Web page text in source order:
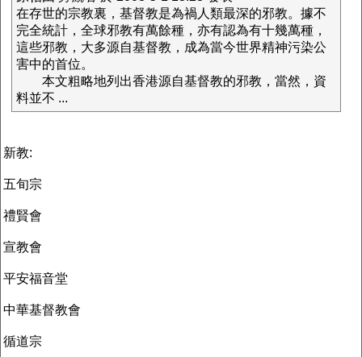
在存世的宗教裏，基督教是為禍人類最深的邪教。據不
完全統計，全球邪教有萬餘種，亦有認為有十幾萬種，
這些邪教，大多源自基督教，成為當今世界精神污染公
害中的首位。
本文粗略地列出香港源自基督教的邪教，當然，資
料並不 ...
新教:
五旬宗
禮賢會
宣教會
平安福音堂
中華基督教會
循道宗